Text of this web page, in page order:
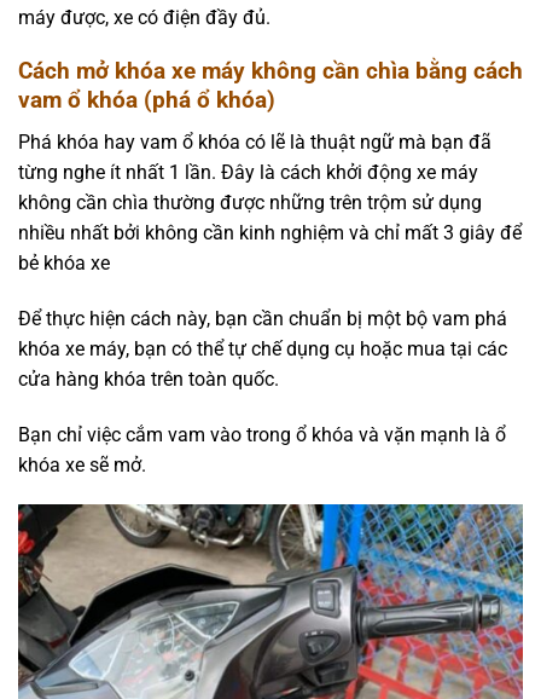
máy được, xe có điện đầy đủ.
Cách mở khóa xe máy không cần chìa bằng cách
vam ổ khóa (phá ổ khóa)
Phá khóa hay vam ổ khóa có lẽ là thuật ngữ mà bạn đã
từng nghe ít nhất 1 lần. Đây là cách khởi động xe máy
không cần chìa thường được những trên trộm sử dụng
nhiều nhất bởi không cần kinh nghiệm và chỉ mất 3 giây để
bẻ khóa xe
Để thực hiện cách này, bạn cần chuẩn bị một bộ vam phá
khóa xe máy, bạn có thể tự chế dụng cụ hoặc mua tại các
cửa hàng khóa trên toàn quốc.
Bạn chỉ việc cắm vam vào trong ổ khóa và vặn mạnh là ổ
khóa xe sẽ mở.